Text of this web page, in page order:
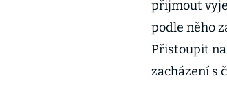
přijmout
podle něho
Přistoupit
zacházení s